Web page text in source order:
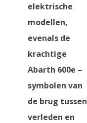
elektrische
modellen,
evenals de
krachtige
Abarth 600e –
symbolen van
de brug tussen
verleden en